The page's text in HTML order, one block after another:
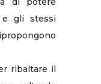
e gli stessi
ribaltare il